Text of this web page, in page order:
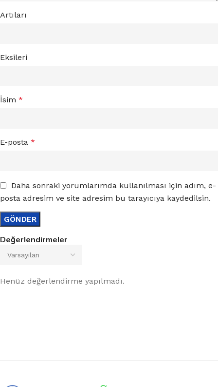
Değerlendirmeler
Henüz değerlendirme yapılmadı.
Artıları
Eksileri
İsim *
E-posta *
Daha sonraki yorumlarımda kullanılması için adım, e-
posta adresim ve site adresim bu tarayıcıya kaydedilsin.